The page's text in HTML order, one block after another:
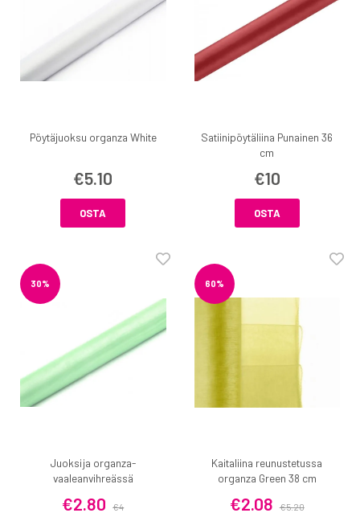
Pöytäjuoksu organza White
€5.10
OSTA
Satiinipöytäliina Punainen 36
cm
€10
OSTA
30%
Juoksija organza-
vaaleanvihreässä
€2.80 €4
60%
Kaitaliina reunustetussa
organza Green 38 cm
€2.08 €5.20